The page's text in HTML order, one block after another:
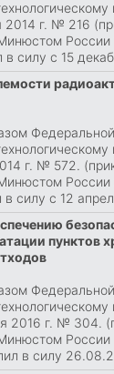
2014 г. № 216
России
силу с 15
г. № 572.
России
силу с 12
пунктов
2016 г. № 304.
России
в силу